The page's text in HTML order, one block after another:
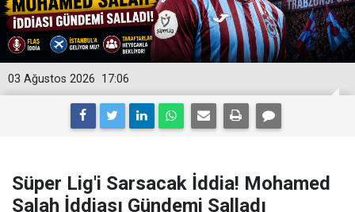
17:06
03 Ağustos 2026
Süper Lig'i Sarsacak İddia! Mohamed
Salah İddiası Gündemi Salladı